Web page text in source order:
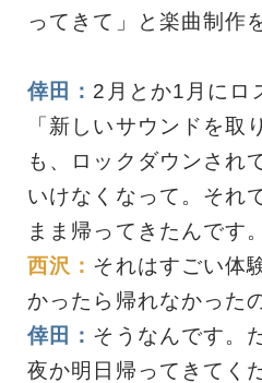
ってきて」と楽曲制作
倖田： 2月とか1月にロ
「新しいサウンドを取
も、ロックダウンされ
いけなくなって。それ
まま帰ってきたんです。
西沢： それはすごい体
かったら帰れなかった
倖田： そうなんです。
夜か明日帰ってきてく